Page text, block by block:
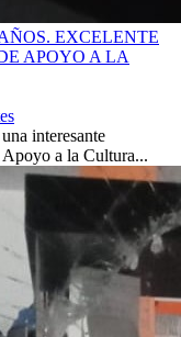
EXCELENTE
APOYO A LA
interesante
a la Cultura...